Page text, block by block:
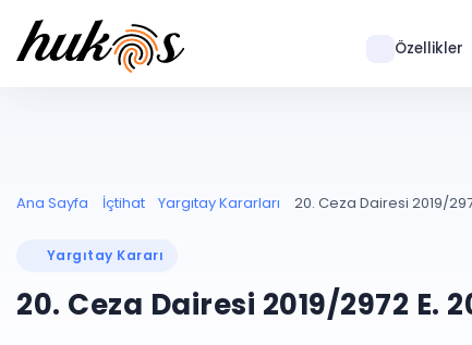
Özellikler
Ana Sayfa İçtihat Yargıtay Kararları 20. Ceza Dairesi 2019/
Yargıtay Kararı
20. Ceza Dairesi 2019/2972 E.